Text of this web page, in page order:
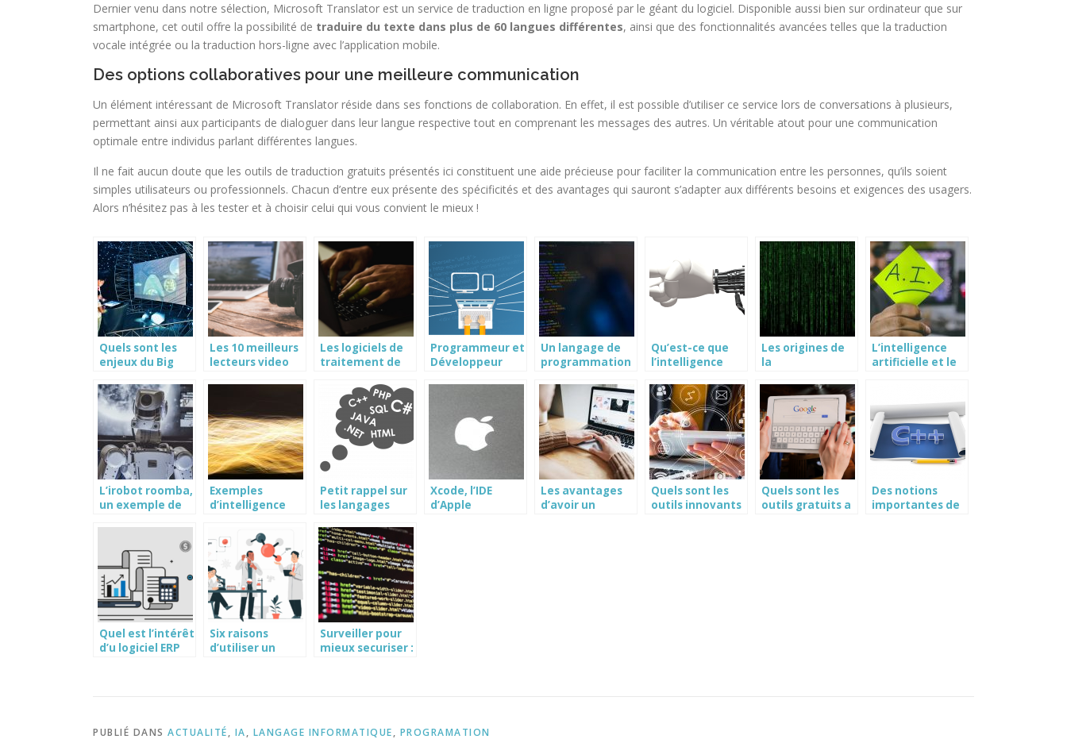
Dernier venu dans notre sélection, Microsoft Translator est un service de traduction en ligne proposé par le géant du logiciel. Disponible aussi bien sur ordinateur que sur
smartphone, cet outil offre la possibilité de traduire du texte dans plus de 60 langues différentes, ainsi que des fonctionnalités avancées telles que la traduction
vocale intégrée ou la traduction hors-ligne avec l’application mobile.
Des options collaboratives pour une meilleure communication
Un élément intéressant de Microsoft Translator réside dans ses fonctions de collaboration. En effet, il est possible d’utiliser ce service lors de conversations à plusieurs,
permettant ainsi aux participants de dialoguer dans leur langue respective tout en comprenant les messages des autres. Un véritable atout pour une communication
optimale entre individus parlant différentes langues.
Il ne fait aucun doute que les outils de traduction gratuits présentés ici constituent une aide précieuse pour faciliter la communication entre les personnes, qu’ils soient
simples utilisateurs ou professionnels. Chacun d’entre eux présente des spécificités et des avantages qui sauront s’adapter aux différents besoins et exigences des usagers.
Alors n’hésitez pas à les tester et à choisir celui qui vous convient le mieux !
Quels sont les
enjeux du Big
Les 10 meilleurs
lecteurs video
Les logiciels de
traitement de
les plus
performants
Programmeur et
Développeur
Un langage de
programmation
Qu’est-ce que
l’intelligence
Les origines de
la
L’intelligence
artificielle et le
L’irobot roomba,
un exemple de
Exemples
d’intelligence
travers des
réalisations
Petit rappel sur
les langages
Xcode, l’IDE
d’Apple
Les avantages
d’avoir un
Quels sont les
outils innovants
Quels sont les
outils gratuits a
Des notions
importantes de
Quel est l’intérêt
d’u logiciel ERP
Six raisons
d’utiliser un
Surveiller pour
mieux securiser :
PUBLIÉ DANS ACTUALITÉ, IA, LANGAGE INFORMATIQUE, PROGRAMATION